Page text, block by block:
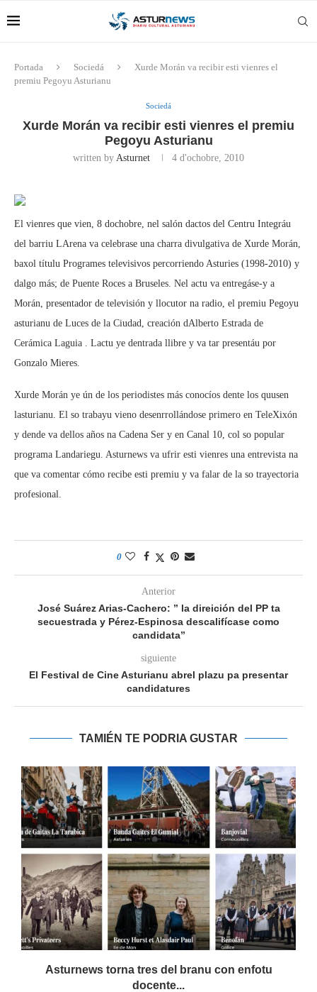
Portada Sociedá
Xurde Morán va recibir esti vienres el
premiu Pegoyu Asturianu
Sociedá
Xurde Morán va recibir esti vienres el premiu
Pegoyu Asturianu
written by Asturnet 4 d'ochobre, 2010
El vienres que vien, 8 dochobre, nel salón dactos del Centru Integráu
del barriu LArena va celebrase una charra divulgativa de Xurde Morán,
baxol títulu Programes televisivos percorriendo Asturies (1998-2010) y
dalgo más; de Puente Roces a Bruseles. Nel actu va entregáse-y a
Morán, presentador de televisión y llocutor na radio, el premiu Pegoyu
asturianu de Luces de la Ciudad, creación dAlberto Estrada de
Cerámica Laguia . Lactu ye dentrada llibre y va tar presentáu por
Gonzalo Mieres.
Xurde Morán ye ún de los periodistes más conocíos dente los quusen
lasturianu. El so trabayu vieno desenrrollándose primero en TeleXixón
y dende va dellos años na Cadena Ser y en Canal 10, col so popular
programa Landariegu. Asturnews va ufrir esti vienres una entrevista na
que va comentar cómo recibe esti premiu y va falar de la so trayectoria
profesional.
0
Anterior
José Suárez Arias-Cachero: ” la direición del PP ta
secuestrada y Pérez-Espinosa descalifícase como
candidata”
siguiente
El Festival de Cine Asturianu abrel plazu pa presentar
candidatures
TAMIÉN TE PODRIA GUSTAR
Asturnews torna tres del branu con enfotu
docente...